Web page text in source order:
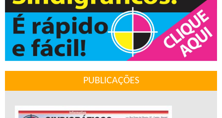
PUBLICAÇÕES